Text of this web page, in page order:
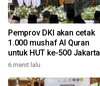
Pemprov DKI akan cetak
1.000 mushaf Al Quran
untuk HUT ke-500 Jakarta
6 menit lalu